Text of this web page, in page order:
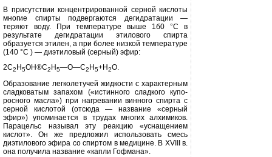
В присутствии концентрирован­ной серной кислоты
многие спирты подвергаются дегидратации —
теряют воду. При температуре выше 1б0 °С в
результате дегидратации этилового спирта
образуется этилен, а при более низкой температуре
(140 °С ) — диэтиловый (серный) эфир:
2С2 Н5ОН®С2 Н5—О—С2 Н5+Н2О.
Образование легколетучей жид­кости с характерным
сладковатым запахом («истинного сладкого купо­
росного масла») при нагревании вин­ного спирта с
серной кислотой (от­сюда — название «серный
эфир») упоминается в трудах многих алхи­миков.
Парацельс называл эту реак­цию «уснащением
кислот». Он же предложил использовать смесь
диэтилового эфира со спиртом в медици­не. В XVIII в.
она получила название «капли Гофмана».